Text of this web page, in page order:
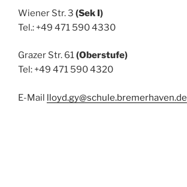
Wiener Str. 3 (Sek I)
Tel.: +49 471 590 4330
Grazer Str. 61(Oberstufe)
Tel: +49 471 590 4320
E-Mail lloyd.gy@schule.bremerhaven.de